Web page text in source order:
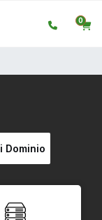
0
Dominio